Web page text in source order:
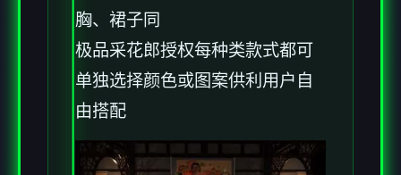
胸、裙子同
极品采花郎授权每种类款式都可
单独选择颜色或图案供利用户自
由搭配